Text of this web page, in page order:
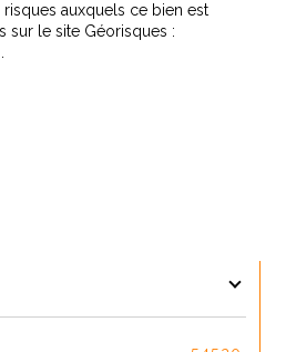
risques auxquels ce bien est
sur le site Géorisques :